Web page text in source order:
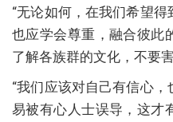
“无论如何，在我们希望
也应学会尊重，融合彼此
了解各族群的文化，不要
“我们应该对自己有信心
易被有心人士误导，这才